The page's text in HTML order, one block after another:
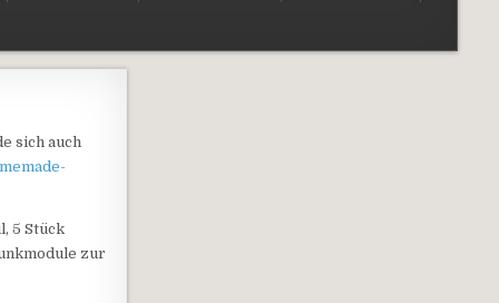
sich auch
5 Stück
zur